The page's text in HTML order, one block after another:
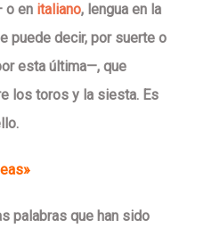
o en italiano, lengua en la
puede decir, por suerte o
esta última—, que
los toros y la siesta. Es
palabras que han sido